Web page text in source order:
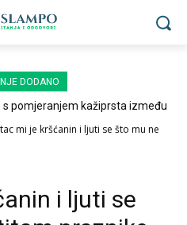
DODANO
s pomjeranjem kažiprsta između
mi je kršćanin i ljuti se što mu ne
i ljuti se